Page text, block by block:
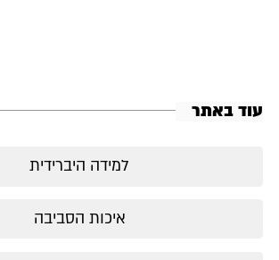
עוד באתר
למידה היברידית
איכות הסביבה